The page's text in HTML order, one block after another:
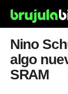
Nino
algo
SRAM